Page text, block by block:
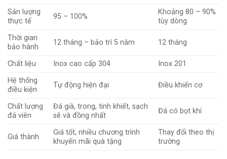
Sản lượng
thực tế
95 – 100%
Khoảng 80 – 90%
tùy dòng
Thời gian
bảo hành
12 tháng – bảo trì 5 năm 12 tháng
Chất liệu Inox cao cấp 304
Inox 201
Hệ thống
điều kiện
Tự động hiện đại Điều khiển cơ
Chất lượng
đá viên
Đá già, trong, tinh khiết, sạch
sẽ và đồng nhất
Đá có bọt khí
Giá thành
Giá tốt, nhiều chương trình
khuyến mãi quà tặng
Thay đổi theo thị
trường